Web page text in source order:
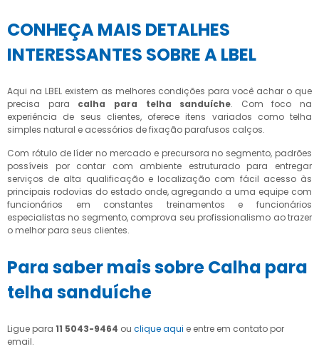
CONHEÇA MAIS DETALHES
INTERESSANTES SOBRE A LBEL
Aqui na LBEL existem as melhores condições para você achar o que
precisa para calha para telha sanduíche. Com foco na
experiência de seus clientes, oferece itens variados como telha
simples natural e acessórios de fixação parafusos calços.
Com rótulo de líder no mercado e precursora no segmento, padrões
possíveis por contar com ambiente estruturado para entregar
serviços de alta qualificação e localização com fácil acesso às
principais rodovias do estado onde, agregando a uma equipe com
funcionários em constantes treinamentos e funcionários
especialistas no segmento, comprova seu profissionalismo ao trazer
o melhor para seus clientes.
Para saber mais sobre Calha para
telha sanduíche
Ligue para 11 5043-9464 ou clique aqui e entre em contato por
email.